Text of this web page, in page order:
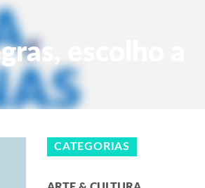
escolho a
CATEGORIAS